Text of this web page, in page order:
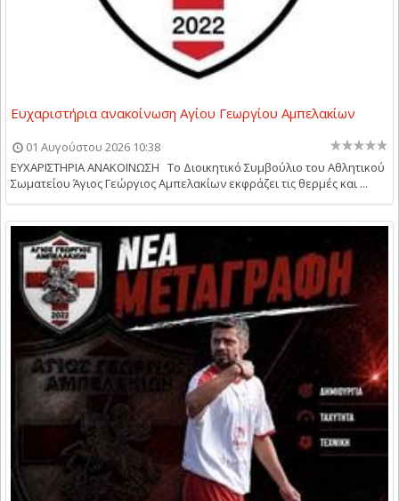
Ευχαριστήρια ανακοίνωση Αγίου Γεωργίου Αμπελακίων
01 Αυγούστου 2026 10:38
ΕΥΧΑΡΙΣΤΗΡΙΑ ΑΝΑΚΟΙΝΩΣΗ Το Διοικητικό Συμβούλιο του Αθλητικού
Σωματείου Άγιος Γεώργιος Αμπελακίων εκφράζει τις θερμές και ...